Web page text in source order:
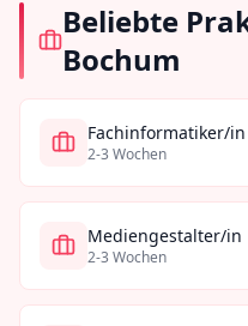
Beliebte
Bochum
Fachinformatiker/in
2-3 Wochen
Mediengestalter/in
2-3 Wochen